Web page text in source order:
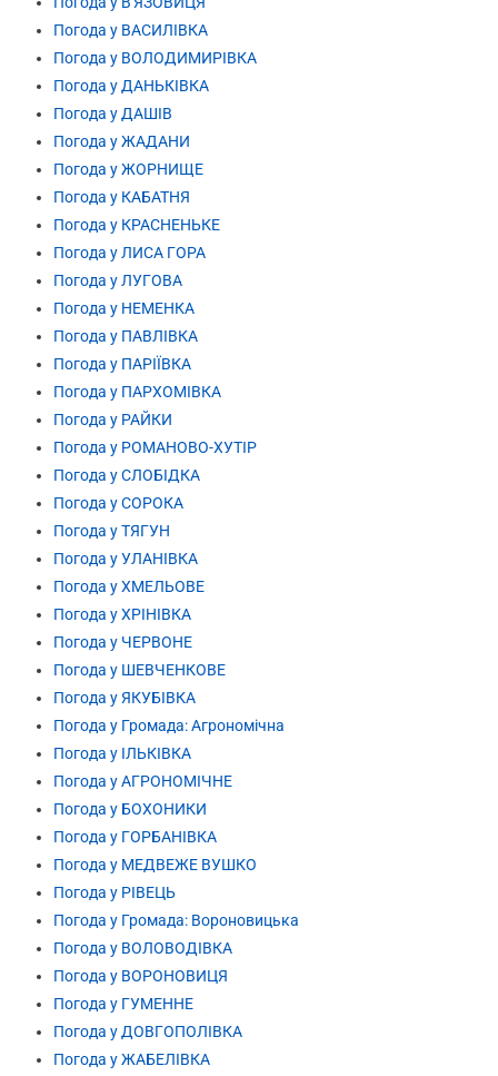
Погода у ВАСИЛІВКА
Погода у ВОЛОДИМИРІВКА
Погода у ДАНЬКІВКА
Погода у ДАШІВ
Погода у ЖАДАНИ
Погода у ЖОРНИЩЕ
Погода у КАБАТНЯ
Погода у КРАСНЕНЬКЕ
Погода у ЛИСА ГОРА
Погода у ЛУГОВА
Погода у НЕМЕНКА
Погода у ПАВЛІВКА
Погода у ПАРІЇВКА
Погода у ПАРХОМІВКА
Погода у РАЙКИ
Погода у РОМАНОВО-ХУТІР
Погода у СЛОБІДКА
Погода у СОРОКА
Погода у ТЯГУН
Погода у УЛАНІВКА
Погода у ХМЕЛЬОВЕ
Погода у ХРІНІВКА
Погода у ЧЕРВОНЕ
Погода у ШЕВЧЕНКОВЕ
Погода у ЯКУБІВКА
Погода у Громада: Агрономічна
Погода у ІЛЬКІВКА
Погода у АГРОНОМІЧНЕ
Погода у БОХОНИКИ
Погода у ГОРБАНІВКА
Погода у МЕДВЕЖЕ ВУШКО
Погода у РІВЕЦЬ
Погода у Громада: Вороновицька
Погода у ВОЛОВОДІВКА
Погода у ВОРОНОВИЦЯ
Погода у ГУМЕННЕ
Погода у ДОВГОПОЛІВКА
Погода у ЖАБЕЛІВКА